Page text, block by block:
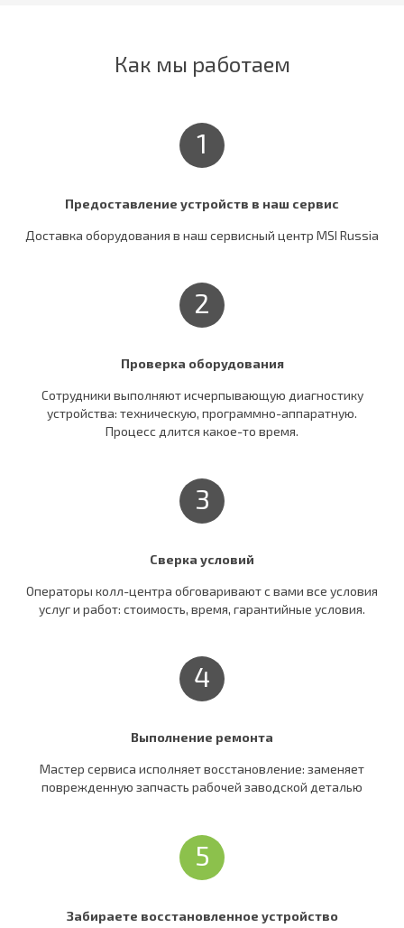
Как мы работаем
1
Предоставление устройств в наш сервис
Доставка оборудования в наш сервисный центр MSI Russia
2
Проверка оборудования
Сотрудники выполняют исчерпывающую диагностику
устройства: техническую, программно-аппаратную.
Процесс длится какое-то время.
3
Сверка условий
Операторы колл-центра обговаривают c вами все условия
услуг и работ: стоимость, время, гарантийные условия.
4
Выполнение ремонта
Мастер сервиса исполняет восстановление: заменяет
поврежденную запчасть рабочей заводской деталью
5
Забираете восстановленное устройство